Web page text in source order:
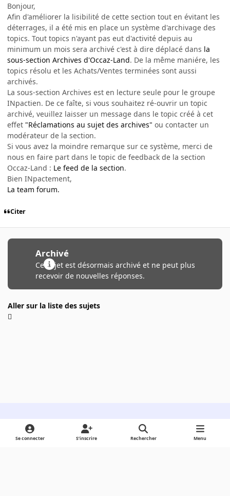
Bonjour,
Afin d'améliorer la lisibilité de cette section tout en évitant les
déterrages, il a été mis en place un système d'archivage des
topics. Tout topics n'ayant pas eut d'activité depuis au
minimum un mois sera archivé c'est à dire déplacé dans la
sous-section Archives d'Occaz-Land. De la même maniére, les
topics résolu et les Achats/Ventes terminées sont aussi
archivés.
La sous-section Archives est en lecture seule pour le groupe
INpactien. De ce faîte, si vous souhaitez ré-ouvrir un topic
archivé, veuillez laisser un message dans le topic créé à cet
effet "Réclamations au sujet des archives" ou contacter un
modérateur de la section.
Si vous avez la moindre remarque sur ce système, merci de
nous en faire part dans le topic de feedback de la section
Occaz-Land : Le feed de la section.
Bien INpactement,
La team forum.
Citer
Archivé
Ce sujet est désormais archivé et ne peut plus
recevoir de nouvelles réponses.
Aller sur la liste des sujets
Light ModeDark ModeSystem Preference
Se connecter S’inscrire Rechercher Menu